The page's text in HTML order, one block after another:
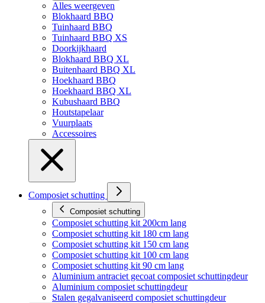
Alles weergeven
Blokhaard BBQ
Tuinhaard BBQ
Tuinhaard BBQ XS
Doorkijkhaard
Blokhaard BBQ XL
Buitenhaard BBQ XL
Hoekhaard BBQ
Hoekhaard BBQ XL
Kubushaard BBQ
Houtstapelaar
Vuurplaats
Accessoires
Composiet schutting
Composiet schutting
Composiet schutting kit 200cm lang
Composiet schutting kit 180 cm lang
Composiet schutting kit 150 cm lang
Composiet schutting kit 100 cm lang
Composiet schutting kit 90 cm lang
Aluminium antraciet gecoat composiet schuttingdeur
Aluminium composiet schuttingdeur
Stalen gegalvaniseerd composiet schuttingdeur